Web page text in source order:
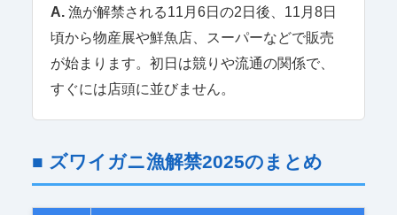
A.漁が解禁される11月6日の2日後、11月8日
頃から物産展や鮮魚店、スーパーなどで販売
が始まります。初日は競りや流通の関係で、
すぐには店頭に並びません。
■ ズワイガニ漁解禁2025のまとめ